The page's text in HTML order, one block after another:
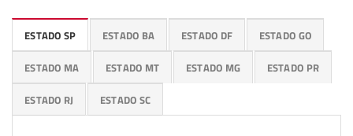
ESTADO SP ESTADO BA ESTADO DF ESTADO GO
ESTADO MA ESTADO MT ESTADO MG ESTADO PR
ESTADO RJ ESTADO SC